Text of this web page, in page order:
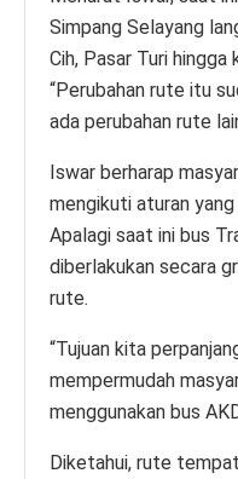
Simpang Selayang
Cih, Pasar Turi hingga
“Perubahan rute itu
ada perubahan rute
Iswar berharap
mengikuti aturan yang
Apalagi saat ini bus
diberlakukan secara
rute.
“Tujuan kita
mempermudah
menggunakan bus
Diketahui, rute